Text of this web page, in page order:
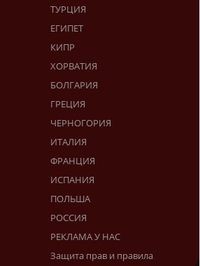
ТУРЦИЯ
ЕГИПЕТ
КИПР
ХОРВАТИЯ
БОЛГАРИЯ
ГРЕЦИЯ
ЧЕРНОГОРИЯ
ИТАЛИЯ
ФРАНЦИЯ
ИСПАНИЯ
ПОЛЬША
РОССИЯ
РЕКЛАМА У НАС
Защита прав и правила